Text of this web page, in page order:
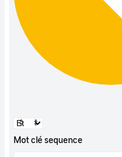
Mot clé sequence